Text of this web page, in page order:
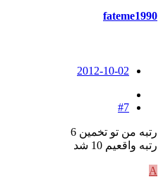
fateme1990
2012-10-02
#7
رتبه من تو تخمین 6
رتبه واقعیم 10 شد
A